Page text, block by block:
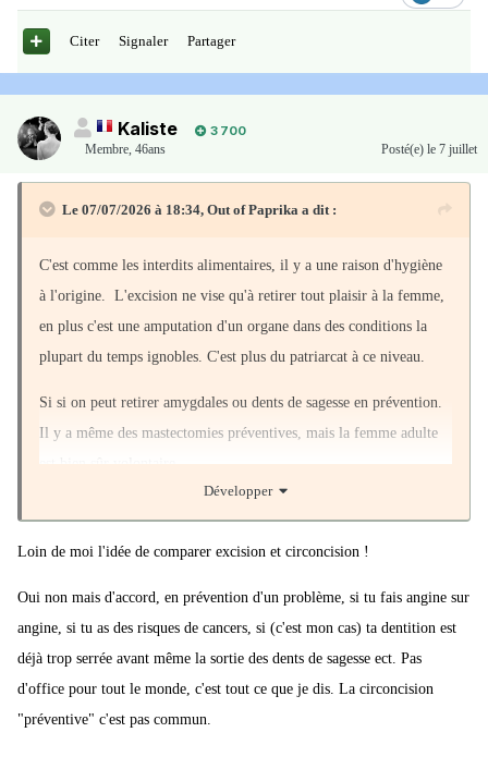
Citer Signaler Partager
Kaliste
3 700
Membre, 46ans Posté(e) le 7 juillet
Le 07/07/2026 à 18:34, Out of Paprika a dit :
C'est comme les interdits alimentaires, il y a une raison d'hygiène
à l'origine. L'excision ne vise qu'à retirer tout plaisir à la femme,
en plus c'est une amputation d'un organe dans des conditions la
plupart du temps ignobles. C'est plus du patriarcat à ce niveau.
Si si on peut retirer amygdales ou dents de sagesse en prévention.
Il y a même des mastectomies préventives, mais la femme adulte
est bien sûr volontaire.
Développer
Loin de moi l'idée de comparer excision et circoncision !
Oui non mais d'accord, en prévention d'un problème, si tu fais angine sur
angine, si tu as des risques de cancers, si (c'est mon cas) ta dentition est
déjà trop serrée avant même la sortie des dents de sagesse ect. Pas
d'office pour tout le monde, c'est tout ce que je dis. La circoncision
"préventive" c'est pas commun.